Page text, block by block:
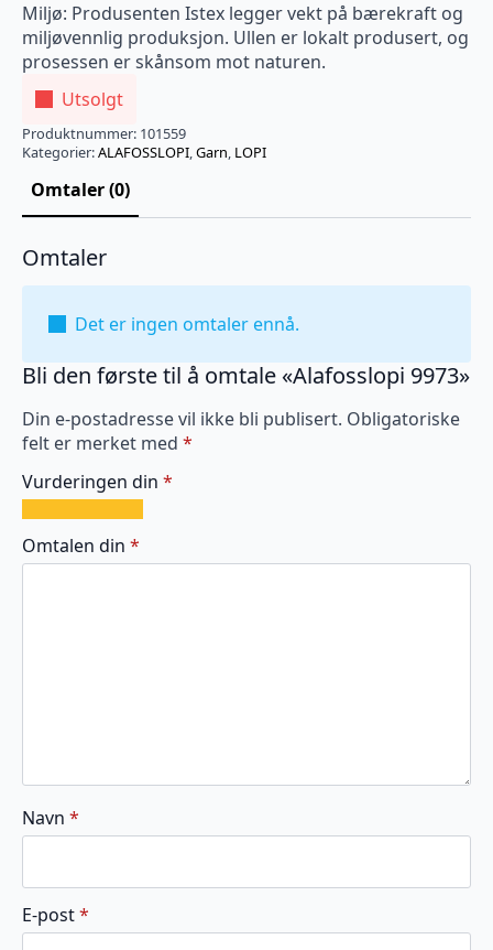
Miljø: Produsenten Istex legger vekt på bærekraft og
miljøvennlig produksjon. Ullen er lokalt produsert, og
prosessen er skånsom mot naturen.
Utsolgt
Produktnummer: 101559
Kategorier:ALAFOSSLOPI,Garn, LOPI
Omtaler (0)
Omtaler
Det er ingen omtaler ennå.
Bli den første til å omtale «Alafosslopi 9973»
Din e-postadresse vil ikke bli publisert. Obligatoriske
felt er merket med *
Vurderingen din *
av
5
av
5
av
5
av
5
av
5
Omtalen din *
Navn *
E-post*